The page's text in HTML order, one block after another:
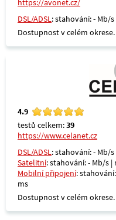
https://avonet.cz/
DSL/ADSL: stahování: - Mb/
Dostupnost v celém okrese.
4.9
testů celkem:39
https://www.celanet.cz
DSL/ADSL: stahování: - Mb/
Satelitní: stahování: - Mb/s |
Mobilní připojení:
ms
Dostupnost v celém okrese.